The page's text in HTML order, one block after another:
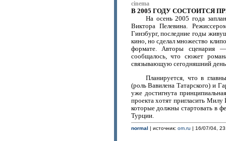
cinema
В 2005 ГОДУ СОСТОИТСЯ
На осень 2005 года
Виктора Пелевина.
Гинзбург, последние годы
кино, но сделал множество
формате. Авторы сценария
сообщалось, что сюжет
связывающую сегодняшний
Планируется, что в
(роль Вавилена Татарского) и
уже достигнута
проекта хотят пригласить
которые должны стартовать в
Турции.
normal | источник: om.ru | 16/07/04,